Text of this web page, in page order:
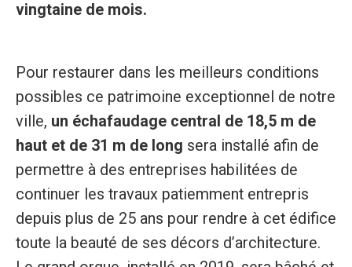
vingtaine de mois.
Pour restaurer dans les meilleurs conditions
possibles ce patrimoine exceptionnel de notre
ville, un échafaudage central de 18,5 m de
haut et de 31 m de long sera installé afin de
permettre à des entreprises habilitées de
continuer les travaux patiemment entrepris
depuis plus de 25 ans pour rendre à cet édifice
toute la beauté de ses décors d’architecture.